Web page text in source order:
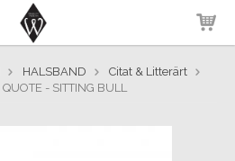
HALSBAND
Citat & Litterärt
QUOTE - SITTING BULL